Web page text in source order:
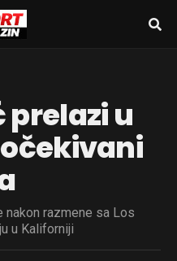
prelazi u
razmene sa Los
u Kaliforniji